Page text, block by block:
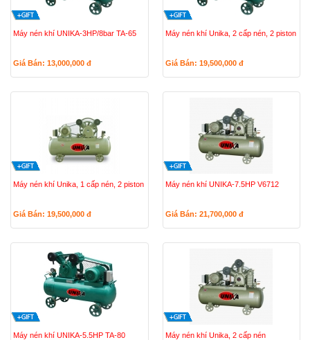
Máy nén khí UNIKA-3HP/8bar TA-65
Giá Bán: 13,000,000 đ
Máy nén khí Unika, 2 cấp nén, 2 piston
Giá Bán: 19,500,000 đ
Máy nén khí Unika, 1 cấp nén, 2 piston
Giá Bán: 19,500,000 đ
Máy nén khí UNIKA-7.5HP V6712
Giá Bán: 21,700,000 đ
Máy nén khí UNIKA-5.5HP TA-80 Máy nén khí Unika, 2 cấp nén